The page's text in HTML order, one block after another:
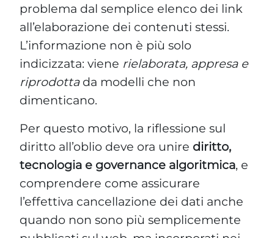
problema dal semplice elenco dei link
all’elaborazione dei contenuti stessi.
L’informazione non è più solo
indicizzata: viene rielaborata, appresa e
riprodottada modelli che non
dimenticano.
Per questo motivo, la riflessione sul
diritto all’oblio deve ora unire diritto,
tecnologia e governance algoritmica, e
comprendere come assicurare
l’effettiva cancellazione dei dati anche
quando non sono più semplicemente